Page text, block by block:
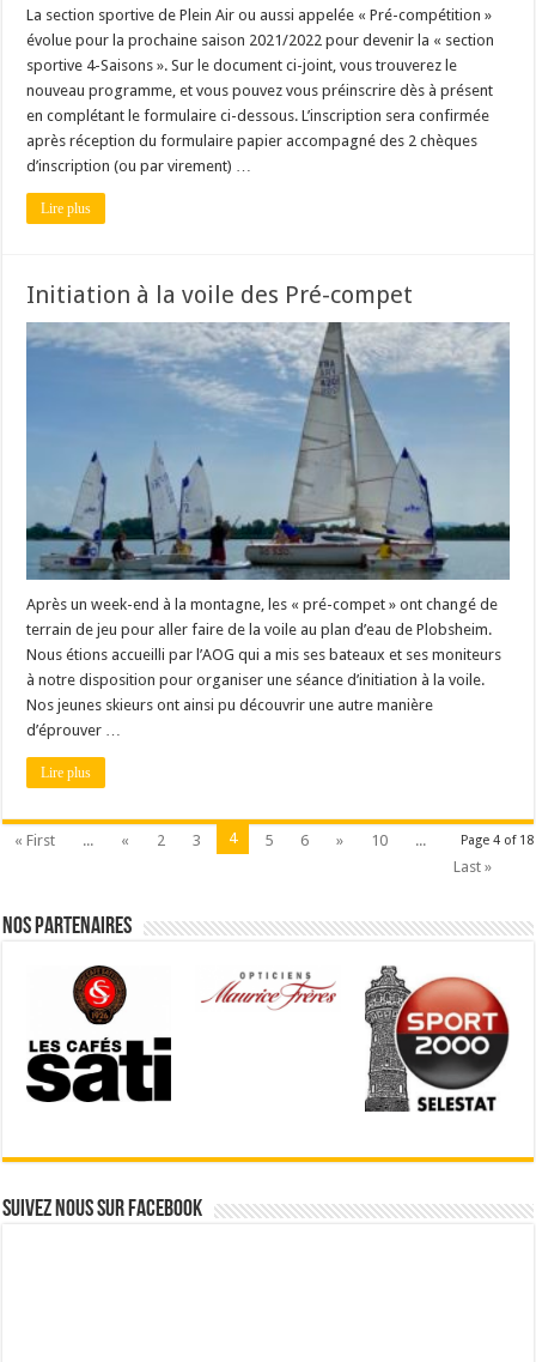
La section sportive de Plein Air ou aussi appelée « Pré-compétition »
évolue pour la prochaine saison 2021/2022 pour devenir la « section
sportive 4-Saisons ». Sur le document ci-joint, vous trouverez le
nouveau programme, et vous pouvez vous préinscrire dès à présent
en complétant le formulaire ci-dessous. L’inscription sera confirmée
après réception du formulaire papier accompagné des 2 chèques
d’inscription (ou par virement) …
Lire plus
Initiation à la voile des Pré-compet
Après un week-end à la montagne, les « pré-compet » ont changé de
terrain de jeu pour aller faire de la voile au plan d’eau de Plobsheim.
Nous étions accueilli par l’AOG qui a mis ses bateaux et ses moniteurs
à notre disposition pour organiser une séance d’initiation à la voile.
Nos jeunes skieurs ont ainsi pu découvrir une autre manière
d’éprouver …
Lire plus
Page 4 of 18
« First ... « 2 3 4 5 6 » 10
...
Last »
Nos partenaires
Suivez nous sur Facebook